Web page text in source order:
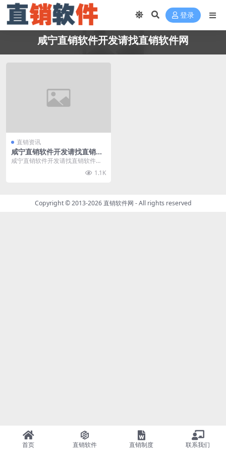
登录
咸宁直销软件开发请找直销软件网
直销资讯
咸宁直销软件开发请找直销软
件网
咸宁直销软件开发请找直销软件
1.1K
Copyright © 2013-2026直销软件网 - All rights reserved
首页 直销软件 直销制度 联系我们